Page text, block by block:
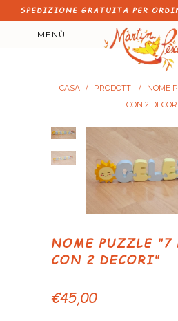
SPEDIZIONE GRATUITA PER
MENÙ
CASA / PRODOTTI /
NOME
CON 2
NOME PUZZLE "7
CON 2 DECORI"
€45,00